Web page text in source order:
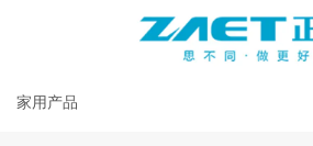
家用产品